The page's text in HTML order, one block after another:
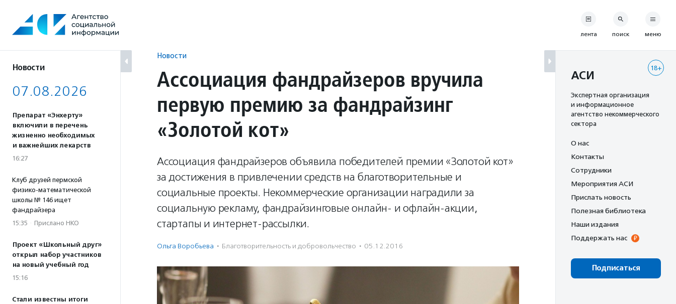
содержанию
Новости
07.08.2026
Препарат «Энхерту»
включили в перечень
жизненно необходимых
и важнейших лекарств
16:27
Клуб друзей пермской
физико-математической
школы № 146 ищет
фандрайзера
15:35 · Прислано НКО
Проект «Школьный друг»
открыл набор участников
на новый учебный год
15:16
Стали известны итоги
Новости
Ассоциация фандрайзеров вручила
первую премию за фандрайзинг
«Золотой кот»
Ассоциация фандрайзеров объявила победителей премии «Золотой кот»
за достижения в привлечении средств на благотворительные и
социальные проекты. Некоммерческие организации наградили за
социальную рекламу, фандрайзинговые онлайн- и офлайн-акции,
стартапы и интернет-рассылки.
Ольга Воробьева · Благотвори­тель­ность и доброволь­чест­во · 05.12.2016
лента поиск меню
18+
АСИ
Экспертная организация
и информационное
агентство некоммерческого
сектора
О нас
Контакты
Сотрудники
Мероприятия АСИ
Прислать новость
Полезная библиотека
Наши издания
Поддержать нас
Подписаться